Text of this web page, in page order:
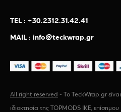
TEL : +30.2312.31.42.41
MAIL : info@teckwrap.gr
All right reserved - Το TeckWrap.gr είναι
ιδιοκτησία της TOPMODS IKE, επίσημου